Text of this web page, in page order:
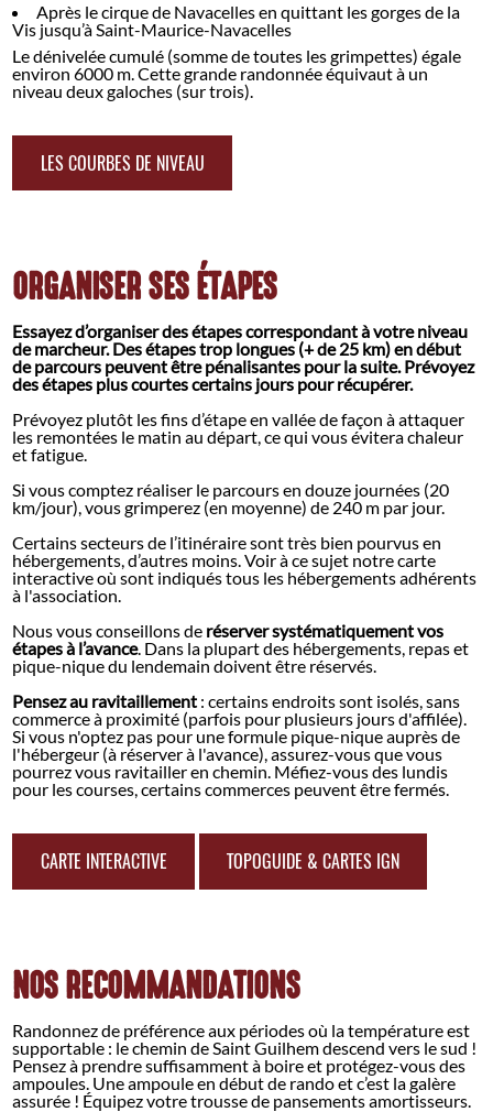
Après le cirque de Navacelles en quittant les gorges de la
Vis jusqu’à Saint-Maurice-Navacelles
Le dénivelée cumulé (somme de toutes les grimpettes) égale
environ 6000 m. Cette grande randonnée équivaut à un
niveau deux galoches (sur trois).
LES COURBES DE NIVEAU
ORGANISER SES ÉTAPES
Essayez d’organiser des étapes correspondant à votre niveau
de marcheur. Des étapes trop longues (+ de 25 km) en début
de parcours peuvent être pénalisantes pour la suite. Prévoyez
des étapes plus courtes certains jours pour récupérer.
Prévoyez plutôt les fins d’étape en vallée de façon à attaquer
les remontées le matin au départ, ce qui vous évitera chaleur
et fatigue.
Si vous comptez réaliser le parcours en douze journées (20
km/jour), vous grimperez (en moyenne) de 240 m par jour.
Certains secteurs de l’itinéraire sont très bien pourvus en
hébergements, d’autres moins. Voir à ce sujet notre carte
interactive où sont indiqués tous les hébergements adhérents
à l'association.
Nous vous conseillons de réserver systématiquement vos
étapes à l’avance. Dans la plupart des hébergements, repas et
pique-nique du lendemain doivent être réservés.
Pensez au ravitaillement : certains endroits sont isolés, sans
commerce à proximité (parfois pour plusieurs jours d'affilée).
Si vous n'optez pas pour une formule pique-nique auprès de
l'hébergeur (à réserver à l'avance), assurez-vous que vous
pourrez vous ravitailler en chemin. Méfiez-vous des lundis
pour les courses, certains commerces peuvent être fermés.
CARTE INTERACTIVE TOPOGUIDE & CARTES IGN
NOS RECOMMANDATIONS
Randonnez de préférence aux périodes où la température est
supportable : le chemin de Saint Guilhem descend vers le sud !
Pensez à prendre suffisamment à boire et protégez-vous des
ampoules. Une ampoule en début de rando et c’est la galère
assurée ! Équipez votre trousse de pansements amortisseurs.